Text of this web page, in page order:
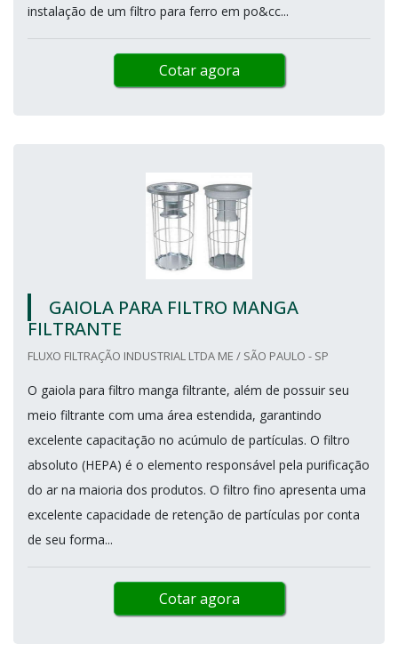
instalação de um filtro para ferro em po&cc...
Cotar agora
GAIOLA PARA FILTRO MANGA
FILTRANTE
FLUXO FILTRAÇÃO INDUSTRIAL LTDA ME / SÃO PAULO - SP
O gaiola para filtro manga filtrante, além de possuir seu
meio filtrante com uma área estendida, garantindo
excelente capacitação no acúmulo de partículas. O filtro
absoluto (HEPA) é o elemento responsável pela purificação
do ar na maioria dos produtos. O filtro fino apresenta uma
excelente capacidade de retenção de partículas por conta
de seu forma...
Cotar agora